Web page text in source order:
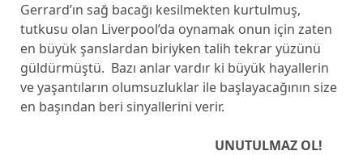
Gerrard’ın sağ bacağı kesilmekten kurtulmuş,
tutkusu olan Liverpool’da oynamak onun için zaten
en büyük şanslardan biriyken talih tekrar yüzünü
güldürmüştü. Bazı anlar vardır ki büyük hayallerin
ve yaşantıların olumsuzluklar ile başlayacağının size
en başından beri sinyallerini verir.
UNUTULMAZ OL!